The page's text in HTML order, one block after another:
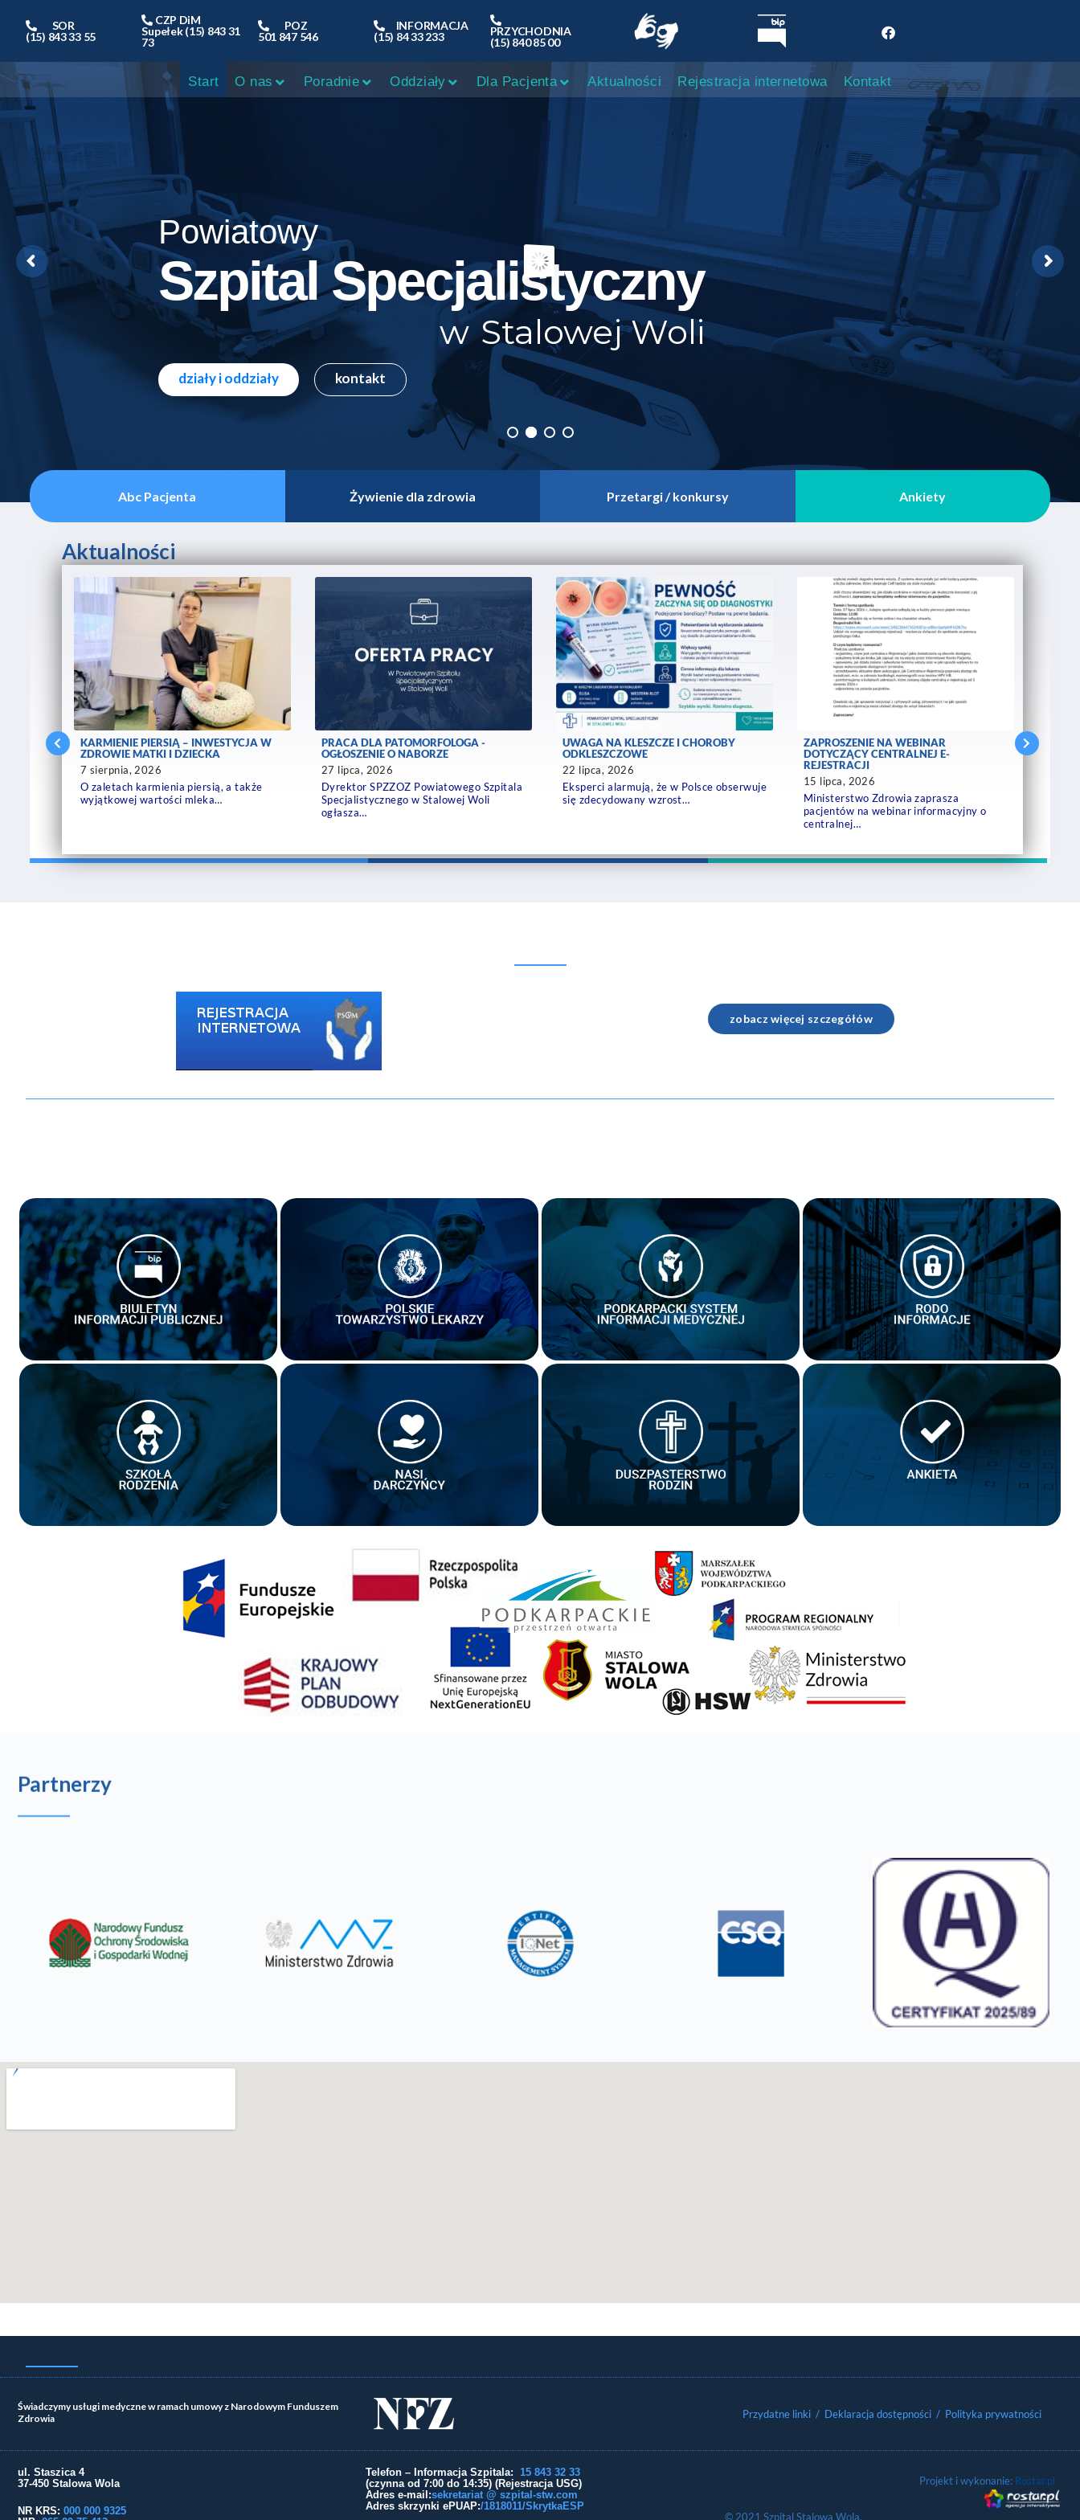
SOR
(15) 843 33 55
CZP DiM
Supełek (15) 843 31
73
POZ
501 847 546
INFORMACJA
(15) 84 33 233
PRZYCHODNIA
(15) 840 85 00
Start O nas Poradnie Oddziały Dla Pacjenta Aktualności Rejestracja internetowa Kontakt
Facebook
LinkedInMessenger
WhatsApp
Email PrintFriendly
Szpital Specjalistyczny
Powiatowy
Stalowej Woli
w
kontakt
poradnie specjalistyczne
Abc Pacjenta Żywienie dla zdrowia Przetargi / konkursy Ankiety
Aktualności
KARMIENIE PIERSIĄ – INWESTYCJA W
ZDROWIE MATKI I DZIECKA
7 sierpnia, 2026
O zaletach karmienia piersią, a także
wyjątkowej wartości mleka…
PRACA DLA PATOMORFOLOGA -
OGŁOSZENIE O NABORZE
27 lipca, 2026
Dyrektor SPZZOZ Powiatowego Szpitala
Specjalistycznego w Stalowej Woli
ogłasza…
UWAGA NA KLESZCZE I CHOROBY
ODKLESZCZOWE
22 lipca, 2026
Eksperci alarmują, że w Polsce obserwuje
się zdecydowany wzrost…
ZAPROSZENIE NA WEBINAR
DOTYCZĄCY CENTRALNEJ E-
REJESTRACJI
15 lipca, 2026
Ministerstwo Zdrowia zaprasza
pacjentów na webinar informacyjny o
centralnej…
zobacz więcej szczegółów
Partnerzy
Świadczymy usługi medyczne w ramach umowy z Narodowym Funduszem
Zdrowia
Przydatne linki / Deklaracja dostępności / Polityka prywatności
ul. Staszica 4
37-450 Stalowa Wola
NR KRS: 000 000 9325
Telefon – Informacja Szpitala: 15 843 32 33
(czynna od 7:00 do 14:35) (Rejestracja USG)
Adres e-mail:sekretariat @ szpital-stw.com
Adres skrzynki ePUAP:/1818011/SkrytkaESP
Projekt i wykonanie: Rostar.pl
© 2021 Szpital Stalowa Wola.